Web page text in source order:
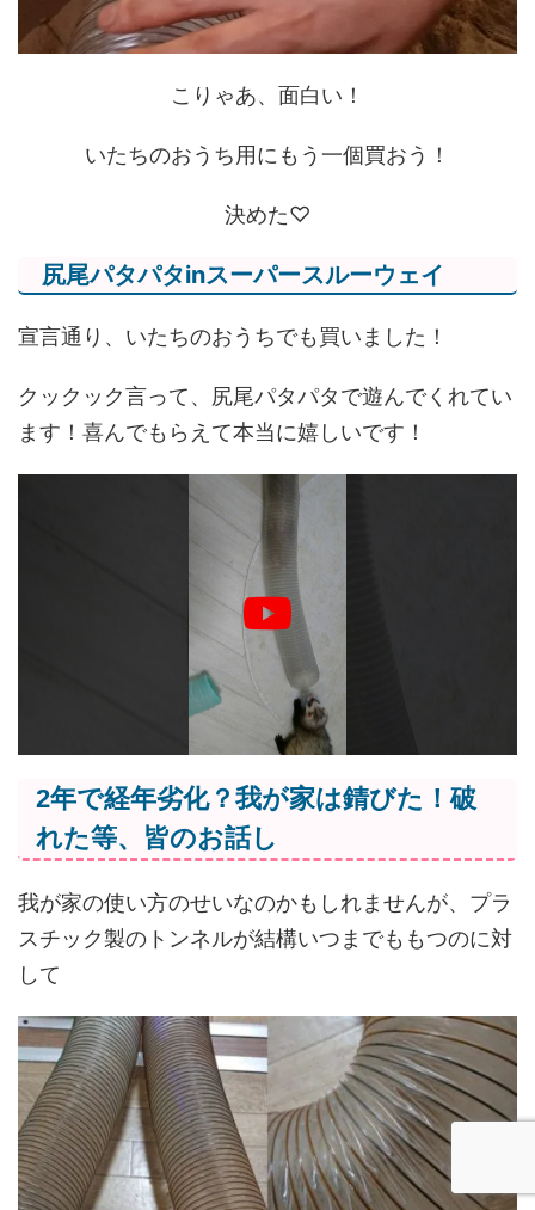
こりゃあ、面白い！
いたちのおうち用にもう一個買おう！
決めた♡
尻尾パタパタinスーパースルーウェイ
宣言通り、いたちのおうちでも買いました！
クックック言って、尻尾パタパタで遊んでくれてい
ます！喜んでもらえて本当に嬉しいです！
2年で経年劣化？我が家は錆びた！破
れた等、皆のお話し
我が家の使い方のせいなのかもしれませんが、プラ
スチック製のトンネルが結構いつまでももつのに対
して